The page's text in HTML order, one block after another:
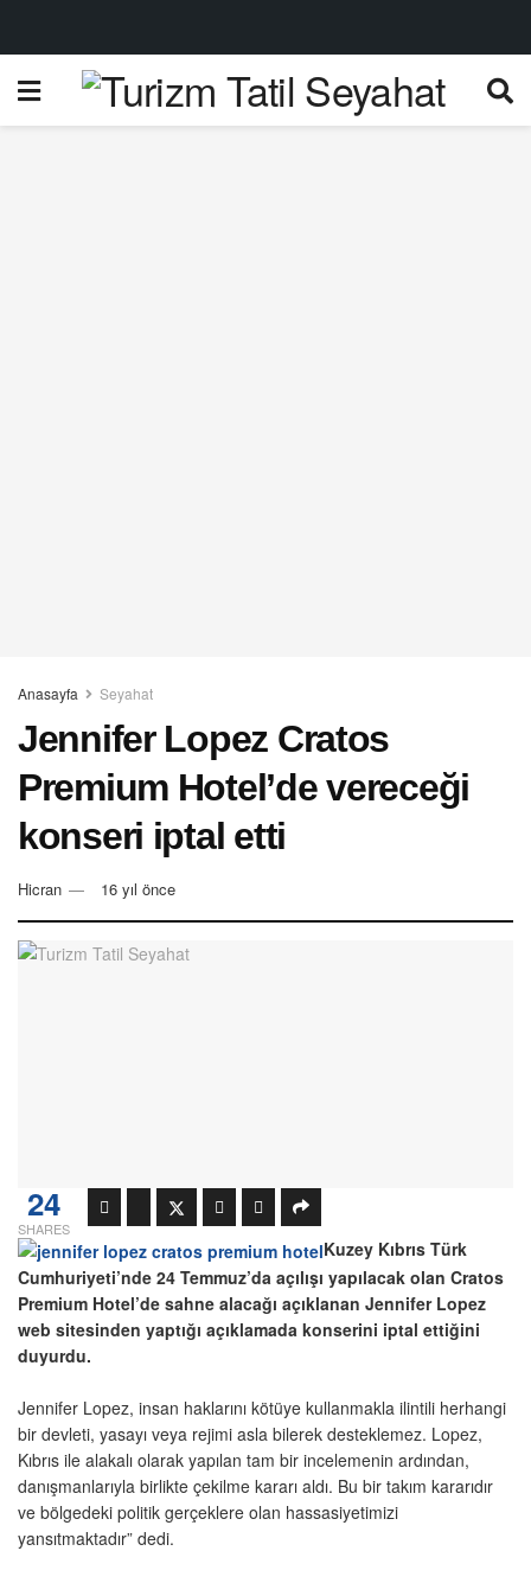
Anasayfa Seyahat
Jennifer Lopez Cratos
Premium Hotel’de vereceği
konseri iptal etti
Hicran 16 yıl önce
24
SHARES
Kuzey Kıbrıs Türk
Cumhuriyeti’nde 24 Temmuz’da açılışı yapılacak olan Cratos
Premium Hotel’de sahne alacağı açıklanan Jennifer Lopez
web sitesinden yaptığı açıklamada konserini iptal ettiğini
duyurdu.
Jennifer Lopez, insan haklarını kötüye kullanmakla ilintili herhangi
bir devleti, yasayı veya rejimi asla bilerek desteklemez. Lopez,
Kıbrıs ile alakalı olarak yapılan tam bir incelemenin ardından,
danışmanlarıyla birlikte çekilme kararı aldı. Bu bir takım kararıdır
ve bölgedeki politik gerçeklere olan hassasiyetimizi
yansıtmaktadır” dedi.